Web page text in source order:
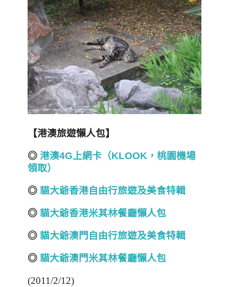
【港澳旅遊懶人包】
◎ 港澳4G上網卡（KLOOK，桃園機場
領取）
◎ 貓大爺香港自由行旅遊及美食特輯
◎ 貓大爺香港米其林餐廳懶人包
◎ 貓大爺澳門自由行旅遊及美食特輯
◎ 貓大爺澳門米其林餐廳懶人包
(2011/2/12)